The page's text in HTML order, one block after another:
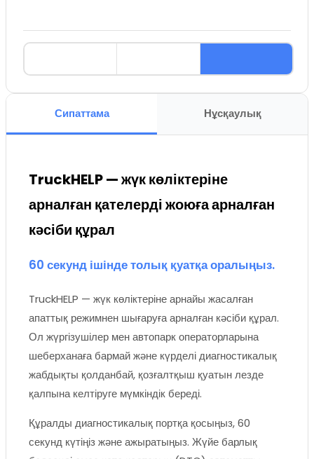
Сипаттама Нұсқаулық
TruckHELP — жүк көліктеріне
арналған қателерді жоюға арналған
кәсіби құрал
60 секунд ішінде толық қуатқа оралыңыз.
TruckHELP — жүк көліктеріне арнайы жасалған
апаттық режимнен шығаруға арналған кәсіби құрал.
Ол жүргізушілер мен автопарк операторларына
шеберханаға бармай және күрделі диагностикалық
жабдықты қолданбай, қозғалтқыш қуатын лезде
қалпына келтіруге мүмкіндік береді.
Құралды диагностикалық портқа қосыңыз, 60
секунд күтіңіз және ажыратыңыз. Жүйе барлық